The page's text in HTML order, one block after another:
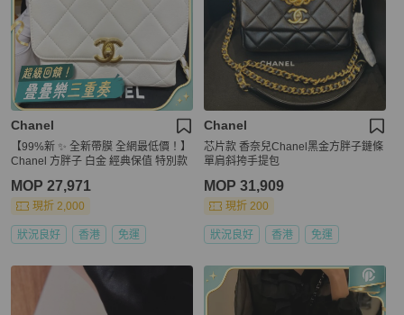
Chanel
【99%新 ✨ 全新帶膜 全網最低價！】
Chanel 方胖子 白金 經典保值 特別款
MOP 27,971
現折 2,000
狀況良好 香港 免運
Chanel
芯片款 香奈兒Chanel黑金方胖子鏈條
單肩斜挎手提包
MOP 31,909
現折 200
狀況良好 香港 免運